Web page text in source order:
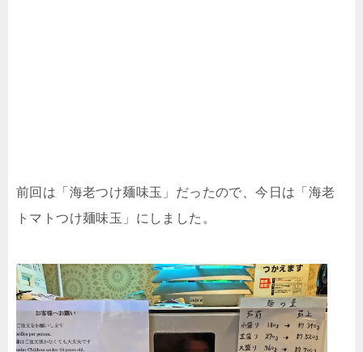
前回は「海老つけ麺味玉」だったので、今日は「海老
トマトつけ麺味玉」にしました。